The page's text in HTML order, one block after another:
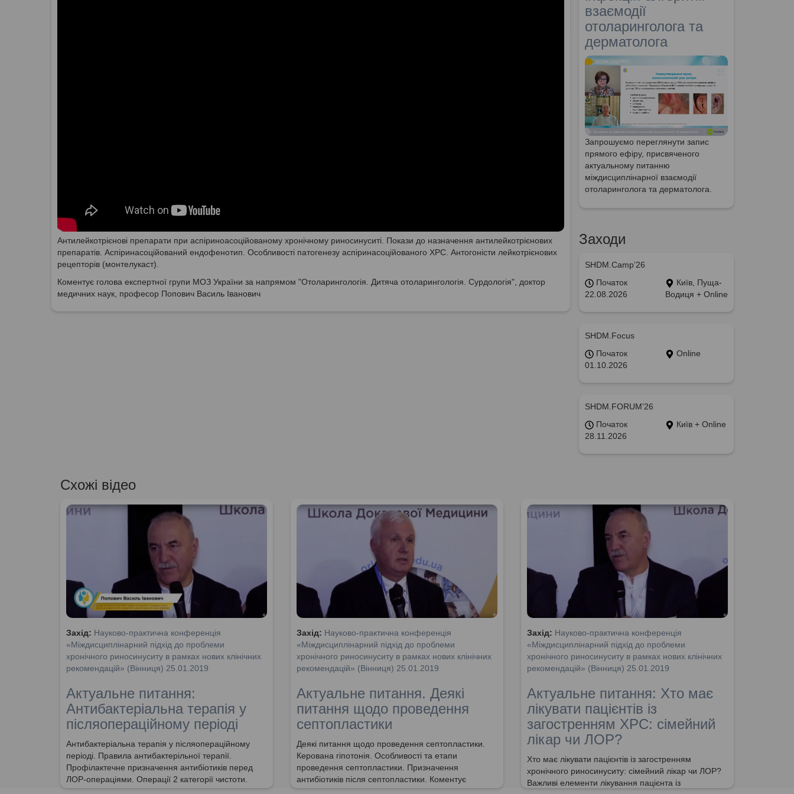
Антилейкотрієнові препарати при аспіриноасоційованому хронічному риносинуситі. Покази до назначення антилейкотрієнових
препаратів. Аспіринасоційований ендофенотип. Особливості патогенезу аспіринасоційованого ХРС. Антогоністи лейкотрієнових
рецепторів (монтелукаст).
Коментує голова експертної групи МОЗ України за напрямом "Отоларингологія. Дитяча отоларингологія. Сурдологія", доктор
медичних наук, професор Попович Василь Іванович
взаємодії
отоларинголога та
дерматолога
Запрошуємо переглянути запис
прямого ефіру, присвяченого
актуальному питанню
міждисциплінарної взаємодії
отоларинголога та дерматолога.
Заходи
SHDM.Camp’26
Початок
22.08.2026
Київ, Пуща-
Водиця + Online
SHDM.Focus
Початок
01.10.2026
Online
SHDM.FORUM’26
Початок
28.11.2026
Київ + Online
Схожі відео
Захід: Науково-практична конференція
«Міждисциплінарний підхід до проблеми
хронічного риносинуситу в рамках нових клінічних
рекомендацій» (Вінниця) 25.01.2019
Актуальне питання:
Антибактеріальна терапія у
післяопераційному періоді
Антибактеріальна терапія у післяопераційному
періоді. Правила антибактерільної терапії.
Профілактечне призначення антибіотиків перед
ЛОР-операціями. Операції 2 категорії чистоти.
Захід: Науково-практична конференція
«Міждисциплінарний підхід до проблеми
хронічного риносинуситу в рамках нових клінічних
рекомендацій» (Вінниця) 25.01.2019
Актуальне питання. Деякі
питання щодо проведення
септопластики
Деякі питання щодо проведення септопластики.
Керована гіпотонія. Особливості та етапи
проведення септопластики. Призначення
антибіотиків після септопластики. Коментує
Захід: Науково-практична конференція
«Міждисциплінарний підхід до проблеми
хронічного риносинуситу в рамках нових клінічних
рекомендацій» (Вінниця) 25.01.2019
Актуальне питання: Хто має
лікувати пацієнтів із
загостренням ХРС: сімейний
лікар чи ЛОР?
Хто має лікувати пацієнтів із загостренням
хронічного риносинуситу: сімейний лікар чи ЛОР?
Важливі елементи лікування пацієнта із